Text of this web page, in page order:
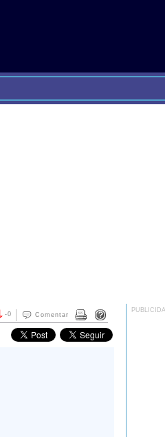
Comentar
-0